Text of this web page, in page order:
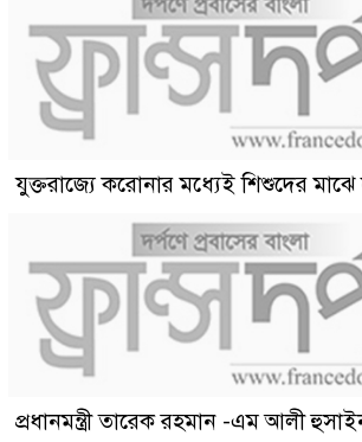
যুক্তরাজ্যে করোনার মধ্যেই শিশুদের
প্রধানমন্ত্রী তারেক রহমান -এম আলী